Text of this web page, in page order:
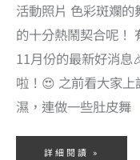
活動照片 色彩斑斕
的十分熱鬧契合呢！
11月份的最新好消息
啦！😍 之前看大家
濕，連做一些肚皮舞
詳細閱讀 »